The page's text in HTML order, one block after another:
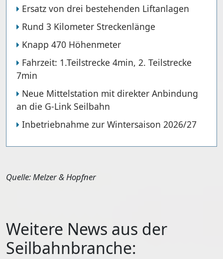
Ersatz von drei bestehenden Liftanlagen
Rund 3 Kilometer Streckenlänge
Knapp 470 Höhenmeter
Fahrzeit: 1.Teilstrecke 4min, 2. Teilstrecke
7min
Neue Mittelstation mit direkter Anbindung
an die G-Link Seilbahn
Inbetriebnahme zur Wintersaison 2026/27
Quelle: Melzer & Hopfner
Weitere News aus der
Seilbahnbranche: